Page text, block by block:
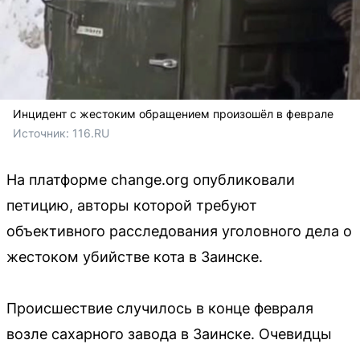
Инцидент с жестоким обращением произошёл в феврале
Источник: 116.RU
На платформе change.org опубликовали
петицию, авторы которой требуют
объективного расследования уголовного дела о
жестоком убийстве кота в Заинске.
Происшествие случилось в конце февраля
возле сахарного завода в Заинске. Очевидцы